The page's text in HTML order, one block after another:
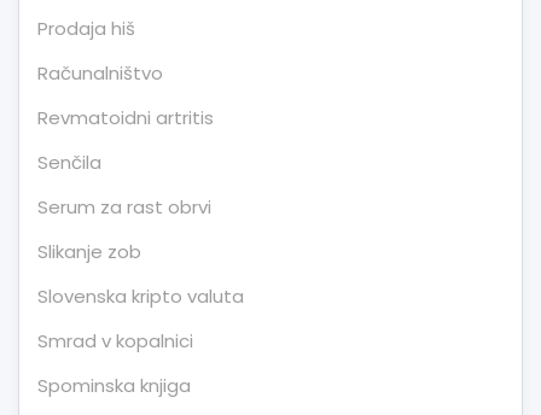
Prodaja hiš
Računalništvo
Revmatoidni artritis
Senčila
Serum za rast obrvi
Slikanje zob
Slovenska kripto valuta
Smrad v kopalnici
Spominska knjiga